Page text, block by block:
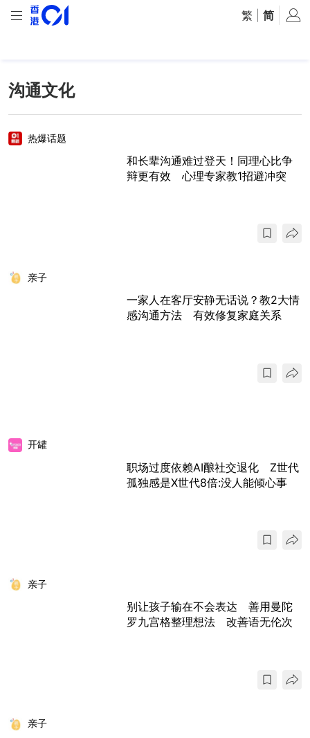
繁 简
沟通文化
热爆话题
和长辈沟通难过登天！同理心比争
辩更有效 心理专家教1招避冲突
亲子
一家人在客厅安静无话说？教2大情
感沟通方法 有效修复家庭关系
开罐
职场过度依赖AI酿社交退化 Z世代
孤独感是X世代8倍:没人能倾心事
亲子
别让孩子输在不会表达 善用曼陀
罗九宫格整理想法 改善语无伦次
亲子